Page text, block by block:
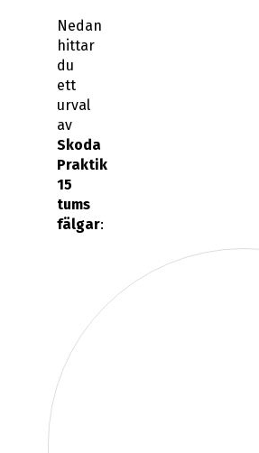
Nedan
hittar
du
ett
urval
av
Skoda
Praktik
15
tums
fälgar: